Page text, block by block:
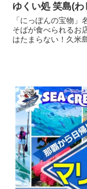
ゆくい処 笑島(わ
「にっぽんの宝物」
そばが食べられるお
はたまらない！久米
島の味噌をブレンド